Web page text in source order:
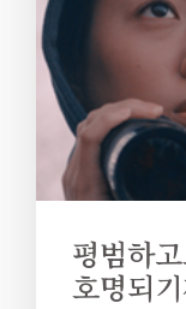
평범하
호명되